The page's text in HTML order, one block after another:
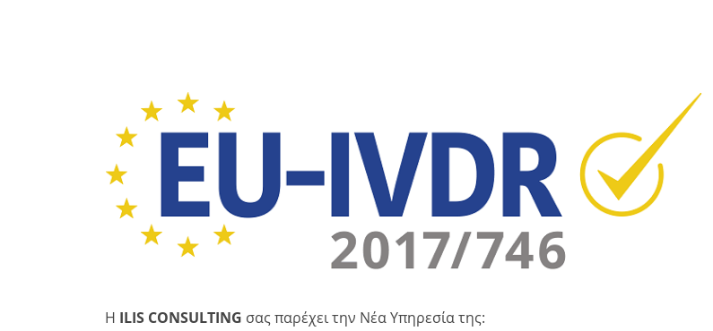
Η ILIS CONSULTING σας παρέχει την Νέα Υπηρεσία της: